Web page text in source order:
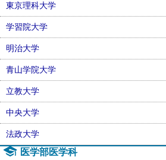
東京理科大学
学習院大学
明治大学
青山学院大学
立教大学
中央大学
法政大学
医学部医学科